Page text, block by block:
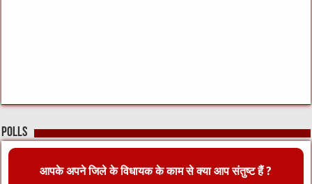
Polls
आपके अपने जिले के विधायक के काम से क्या आप संतुष्ट हैं ?